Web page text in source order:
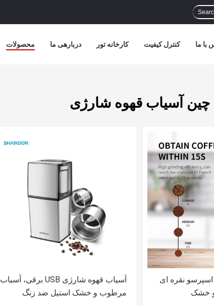
محصولات دربارهی ما کارخانه تور کنترل کیفیت با ما
چین آسیاب قهوه شارژی
آسیاب قهوه شارژی USB برقی، آسیاب
مرطوب و خشک استیل ضد زنگ
نقره ای
خشک